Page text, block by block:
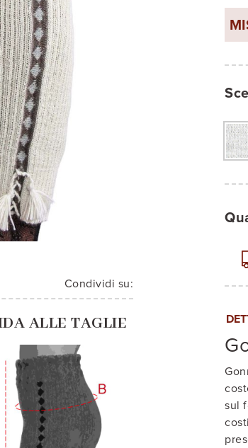
Condividi su:
ALLE TAGLIE
sul